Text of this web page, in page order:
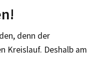
denn der
Kreislauf. Deshalb am